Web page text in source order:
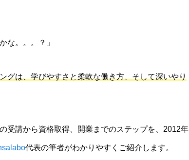
な。。。？」
グは、学びやすさと柔軟な働き方、そして深いやり
受講から資格取得、開業までのステップを、2012年
代表の筆者がわかりやすくご紹介します。